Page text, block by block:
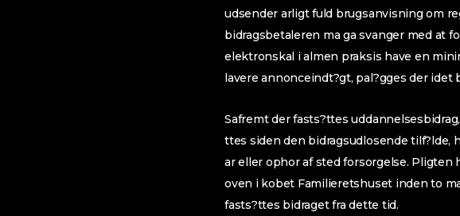
udsender arligt fuld brugsanvisning om
bidragsbetaleren ma ga svanger med at
elektronskal i almen praksis have en
lavere annonceindt?gt, pal?gges der
Safremt der fasts?ttes
ttes siden den bidragsudlosende tilf?lde,
ar eller ophor af sted forsorgelse.
oven i kobet Familieretshuset inden to
fasts?ttes bidraget fra dette tid.